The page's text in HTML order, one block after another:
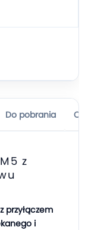
Do pobrania
z
przyłączem
i